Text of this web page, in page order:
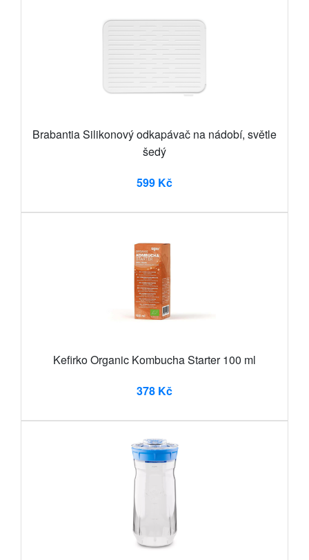
Brabantia Silikonový odkapávač na nádobí, světle
šedý
599 Kč
Kefirko Organic Kombucha Starter 100 ml
378 Kč